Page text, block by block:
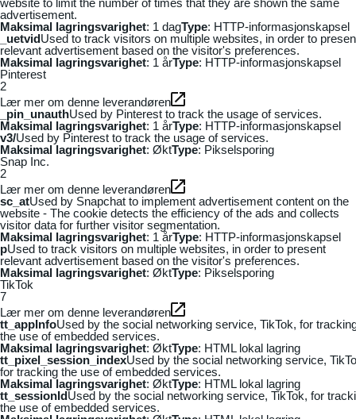
advertisement.
Maksimal lagringsvarighet: 1 dagType: HTTP-informasjonskapsel
_uetvidUsed to track visitors on multiple websites, in order to
relevant advertisement based on the visitor's preferences.
Maksimal lagringsvarighet: 1 årType: HTTP-informasjonskapsel
Pinterest
2
Lær mer om denne leverandøren
_pin_unauthUsed by Pinterest to track the usage of services.
Maksimal lagringsvarighet: 1 årType: HTTP-informasjonskapsel
v3/Used by Pinterest to track the usage of services.
Maksimal lagringsvarighet: ØktType: Pikselsporing
Snap Inc.
2
Lær mer om denne leverandøren
sc_atUsed by Snapchat to implement advertisement content on the
website - The cookie detects the efficiency of the ads and collects
visitor data for further visitor segmentation.
Maksimal lagringsvarighet: 1 årType: HTTP-informasjonskapsel
pUsed to track visitors on multiple websites, in order to present
relevant advertisement based on the visitor's preferences.
Maksimal lagringsvarighet: ØktType: Pikselsporing
TikTok
7
Lær mer om denne leverandøren
tt_appInfoUsed by the social networking service, TikTok, for
the use of embedded services.
Maksimal lagringsvarighet: ØktType: HTML lokal lagring
tt_pixel_session_indexUsed by the social networking service,
for tracking the use of embedded services.
Maksimal lagringsvarighet: ØktType: HTML lokal lagring
tt_sessionIdUsed by the social networking service, TikTok, for
the use of embedded services.